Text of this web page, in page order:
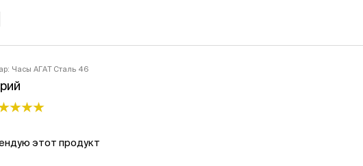
Часы АГАТ Сталь 46
этот продукт